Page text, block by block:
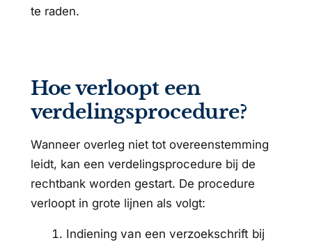
te raden.
Hoe verloopt een
verdelingsprocedure?
Wanneer overleg niet tot overeenstemming
leidt, kan een verdelingsprocedure bij de
rechtbank worden gestart. De procedure
verloopt in grote lijnen als volgt:
Indiening van een verzoekschrift bij